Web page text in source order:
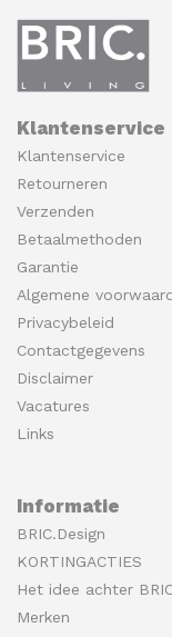
Klantenservice
Klantenservice
Retourneren
Verzenden
Betaalmethoden
Garantie
Algemene
Privacybeleid
Contactgegevens
Disclaimer
Vacatures
Links
Informatie
BRIC.Design
KORTINGACTIES
Het idee achter
Merken